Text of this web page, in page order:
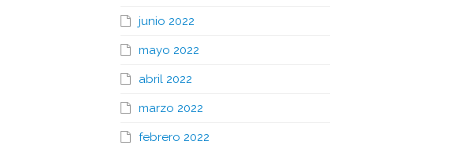
junio 2022
mayo 2022
abril 2022
marzo 2022
febrero 2022